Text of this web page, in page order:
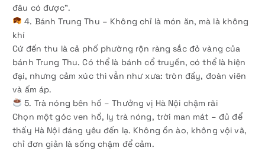
đâu có được”.
4. Bánh Trung Thu – Không chỉ là món ăn, mà là không
khí
Cứ đến thu là cả phố phường rộn ràng sắc đỏ vàng của
bánh Trung Thu. Có thể là bánh cổ truyền, có thể là hiện
đại, nhưng cảm xúc thì vẫn như xưa: tròn đầy, đoàn viên
và ấm áp.
5. Trà nóng bên hồ – Thưởng vị Hà Nội chậm rãi
Chọn một góc ven hồ, ly trà nóng, trời man mát – đủ để
thấy Hà Nội đáng yêu đến lạ. Không ồn ào, không vội vã,
chỉ đơn giản là sống chậm để cảm.